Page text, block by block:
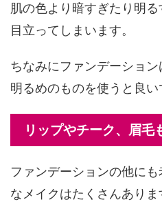
肌の色より暗すぎたり明
目立ってしまいます。
ちなみにファンデーショ
明るめのものを使うと良い
リップやチーク、眉毛
ファンデーションの他に
なメイクはたくさんありま